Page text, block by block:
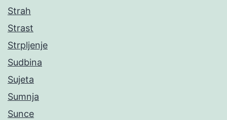
Strah
Strast
Strpljenje
Sudbina
Sujeta
Sumnja
Sunce